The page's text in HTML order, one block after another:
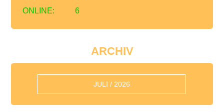
ONLINE: 6
ARCHIV
JULI / 2026